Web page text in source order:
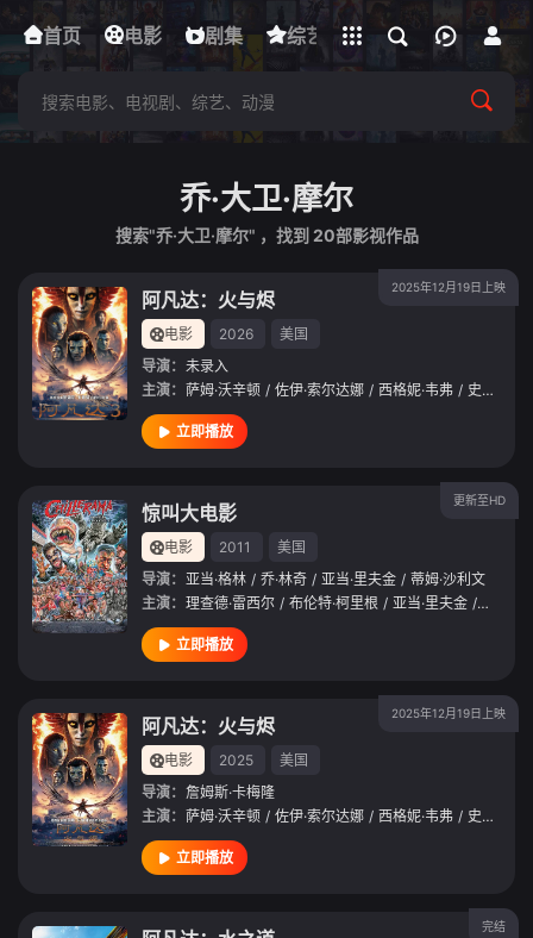
首页 电影 剧集 综艺 动漫 短剧
下载客户端
立即登录
乔·大卫·摩尔
搜索"乔·大卫·摩尔" ，找到 20部影视作品
2025年12月19日上映
阿凡达：火与烬
电影 2026
美国
导演： 未录入
主演： 萨姆·沃辛顿 / 佐伊·索尔达娜 / 西格妮·韦弗 / 史蒂芬·朗
立即播放
更新至HD
惊叫大电影
电影 2011
美国
导演： 亚当·格林 / 乔·林奇 / 亚当·里夫金 / 蒂姆·沙利文
主演： 理查德·雷西尔 / 布伦特·柯里根 / 亚当·里夫金 / 雷·怀斯
立即播放
2025年12月19日上映
阿凡达：火与烬
电影 2025
美国
导演： 詹姆斯·卡梅隆
主演： 萨姆·沃辛顿 / 佐伊·索尔达娜 / 西格妮·韦弗 / 史蒂芬·朗
立即播放
完结